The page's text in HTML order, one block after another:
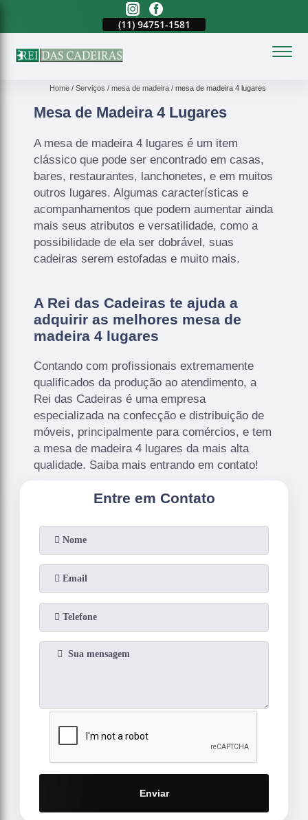
(11) 94751-1581
Home Serviços mesa de madeira mesa de madeira 4 lugares
Mesa de Madeira 4 Lugares
A mesa de madeira 4 lugares é um item
clássico que pode ser encontrado em casas,
bares, restaurantes, lanchonetes, e em muitos
outros lugares. Algumas características e
acompanhamentos que podem aumentar ainda
mais seus atributos e versatilidade, como a
possibilidade de ela ser dobrável, suas
cadeiras serem estofadas e muito mais.
A Rei das Cadeiras te ajuda a
adquirir as melhores mesa de
madeira 4 lugares
Contando com profissionais extremamente
qualificados da produção ao atendimento, a
Rei das Cadeiras é uma empresa
especializada na confecção e distribuição de
móveis, principalmente para comércios, e tem
a mesa de madeira 4 lugares da mais alta
qualidade. Saiba mais entrando em contato!
Entre em Contato
Enviar